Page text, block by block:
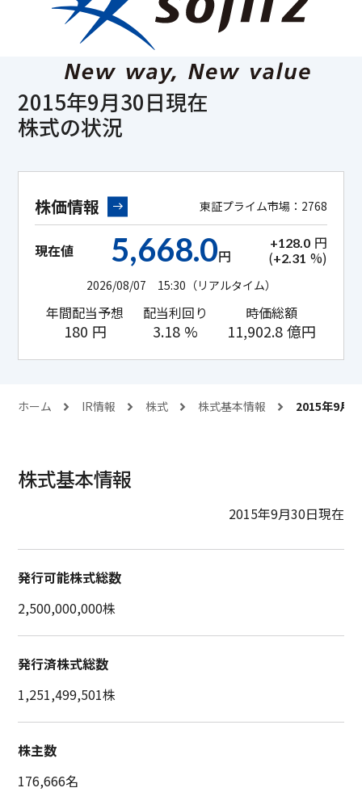
2015年9月30日現在
株式の状況
株価情報 東証プライム市場：2768
現在値 5,668.0円
+128.0 円
(+2.31 %)
2026/08/07 15:30 （リアルタイム）
年間配当予想
180 円
配当利回り
3.18 %
時価総額
11,902.8億円
ホーム IR情報 株式 株式基本情報 2015年9月
株式基本情報
2015年9月30日現在
発行可能株式総数
2,500,000,000株
発行済株式総数
1,251,499,501株
株主数
176,666名